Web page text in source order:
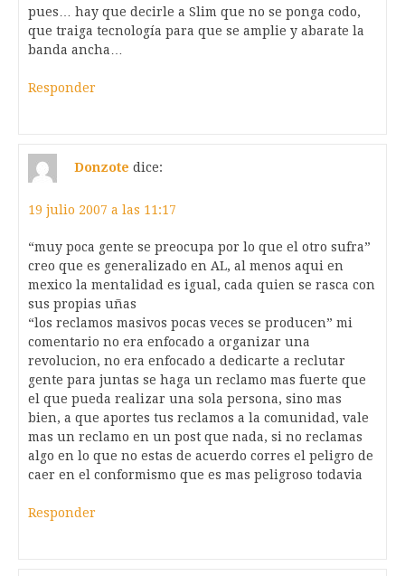
pues… hay que decirle a Slim que no se ponga codo,
que traiga tecnología para que se amplie y abarate la
banda ancha…
Responder
Donzote dice:
19 julio 2007 a las 11:17
“muy poca gente se preocupa por lo que el otro sufra”
creo que es generalizado en AL, al menos aqui en
mexico la mentalidad es igual, cada quien se rasca con
sus propias uñas
“los reclamos masivos pocas veces se producen” mi
comentario no era enfocado a organizar una
revolucion, no era enfocado a dedicarte a reclutar
gente para juntas se haga un reclamo mas fuerte que
el que pueda realizar una sola persona, sino mas
bien, a que aportes tus reclamos a la comunidad, vale
mas un reclamo en un post que nada, si no reclamas
algo en lo que no estas de acuerdo corres el peligro de
caer en el conformismo que es mas peligroso todavia
Responder